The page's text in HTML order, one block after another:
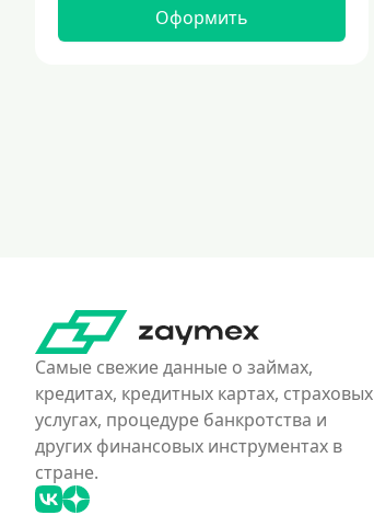
Оформить
Самые свежие данные о займах,
кредитах, кредитных картах, страховых
услугах, процедуре банкротства и
других финансовых инструментах в
стране.